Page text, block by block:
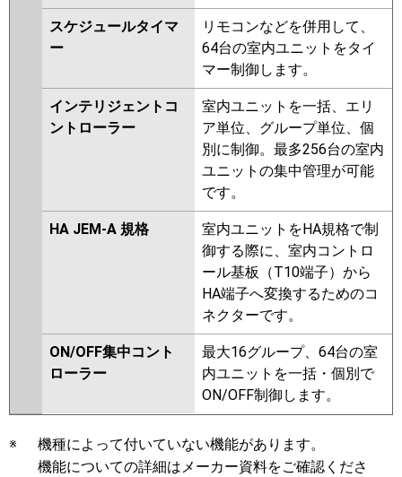
スケジュールタイマ
ー
リモコンなどを併用して、
64台の室内ユニットをタイ
マー制御します。
インテリジェントコ
ントローラー
室内ユニットを一括、エリ
ア単位、グループ単位、個
別に制御。最多256台の室内
ユニットの集中管理が可能
です。
HA JEM-A 規格
室内ユニットをHA規格で制
御する際に、室内コントロ
ール基板（T10端子）から
HA端子へ変換するためのコ
ネクターです。
ON/OFF集中コント
ローラー
最大16グループ、64台の室
内ユニットを一括・個別で
ON/OFF制御します。
※
機種によって付いていない機能があります。
機能についての詳細はメーカー資料をご確認くださ